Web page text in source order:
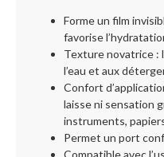
Forme un film
favorise
Texture novatrice :
l’eau et aux
Confort
laisse ni sensation
instruments,
Permet un port
Compatible avec